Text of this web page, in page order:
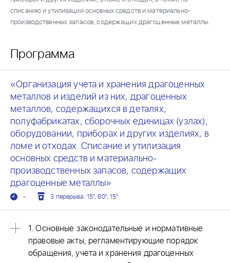
списанию и утилизации основных средств и материально-
производственных запасов, содержащих драгоценные металлы.
Программа
«Организация учета и хранения драгоценных
металлов и изделий из них, драгоценных
металлов, содержащихся в деталях,
полуфабрикатах, сборочных единицах (узлах),
оборудовании, приборах и других изделиях, в
ломе и отходах. Списание и утилизация
основных средств и материально-
производственных запасов, содержащих
драгоценные металлы»
- 3 перерыва: 15", 60", 15"
1. Основные законодательные и нормативные
правовые акты, регламентирующие порядок
обращения, учета и хранения драгоценных